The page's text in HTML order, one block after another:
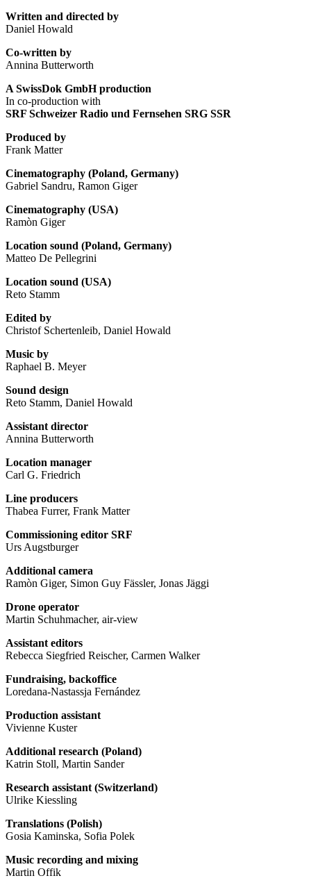
Written and directed by
Daniel Howald
Co-written by
Annina Butterworth
A SwissDok GmbH production
In co-production with
SRF Schweizer Radio und Fernsehen SRG SSR
Produced by
Frank Matter
Cinematography (Poland, Germany)
Gabriel Sandru, Ramon Giger
Cinematography (USA)
Ramòn Giger
Location sound (Poland, Germany)
Matteo De Pellegrini
Location sound (USA)
Reto Stamm
Edited by
Christof Schertenleib, Daniel Howald
Music by
Raphael B. Meyer
Sound design
Reto Stamm, Daniel Howald
Assistant director
Annina Butterworth
Location manager
Carl G. Friedrich
Line producers
Thabea Furrer, Frank Matter
Commissioning editor SRF
Urs Augstburger
Additional camera
Ramòn Giger, Simon Guy Fässler, Jonas Jäggi
Drone operator
Martin Schuhmacher, air-view
Assistant editors
Rebecca Siegfried Reischer, Carmen Walker
Fundraising, backoffice
Loredana-Nastassja Fernández
Production assistant
Vivienne Kuster
Additional research (Poland)
Katrin Stoll, Martin Sander
Research assistant (Switzerland)
Ulrike Kiessling
Translations (Polish)
Gosia Kaminska, Sofia Polek
Music recording and mixing
Martin Offik